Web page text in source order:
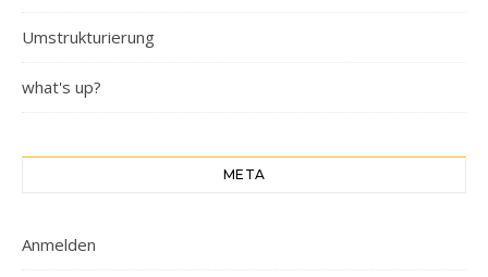
Umstrukturierung
what's up?
META
Anmelden